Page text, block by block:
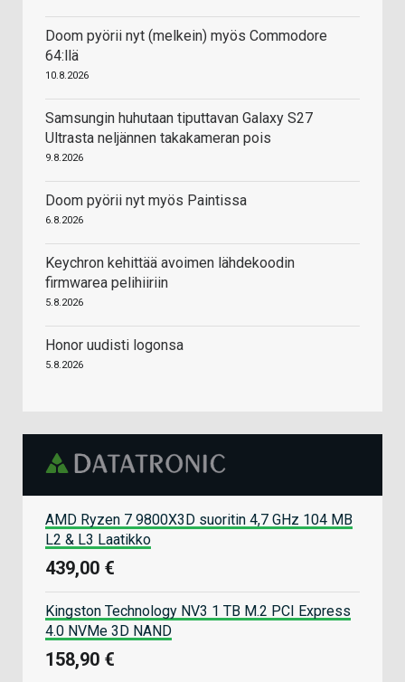
Doom pyörii nyt (melkein) myös Commodore
64:llä
10.8.2026
Samsungin huhutaan tiputtavan Galaxy S27
Ultrasta neljännen takakameran pois
9.8.2026
Doom pyörii nyt myös Paintissa
6.8.2026
Keychron kehittää avoimen lähdekoodin
firmwarea pelihiiriin
5.8.2026
Honor uudisti logonsa
5.8.2026
AMD Ryzen 7 9800X3D suoritin 4,7 GHz 104 MB
L2 & L3 Laatikko
439,00 €
Kingston Technology NV3 1 TB M.2 PCI Express
4.0 NVMe 3D NAND
158,90 €